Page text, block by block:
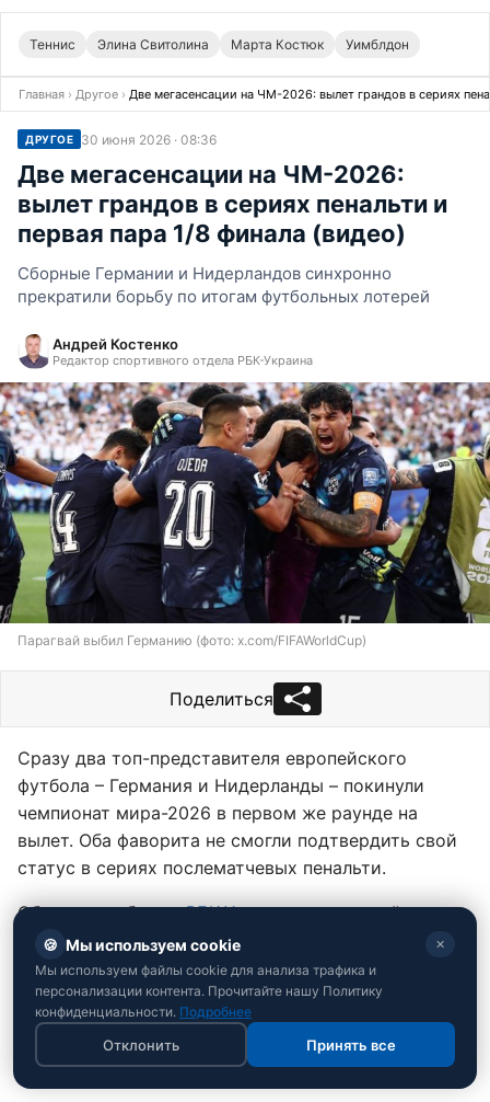
Теннис Элина Свитолина Марта Костюк Уимблдон
Главная › Другое › Две мегасенсации на ЧМ-2026: вылет грандов в сериях
ДРУГОЕ 30 июня 2026 · 08:36
Две мегасенсации на ЧМ-2026:
вылет грандов в сериях пенальти и
первая пара 1/8 финала (видео)
Сборные Германии и Нидерландов синхронно
прекратили борьбу по итогам футбольных лотерей
Андрей Костенко
Редактор спортивного отдела РБК-Украина
Парагвай выбил Германию (фото: x.com/FIFAWorldCup)
Поделиться
Сразу два топ-представителя европейского
футбола – Германия и Нидерланды – покинули
чемпионат мира-2026 в первом же раунде на
вылет. Оба фаворита не смогли подтвердить свой
статус в сериях послематчевых пенальти.
Об этом сообщаетРБК-Украинасо ссылкой на
результаты поединков.
🍪 Мы используем cookie ✕
Мы используем файлы cookie для анализа трафика и
персонализации контента. Прочитайте нашу Политику
конфиденциальности. Подробнее
Отклонить Принять все